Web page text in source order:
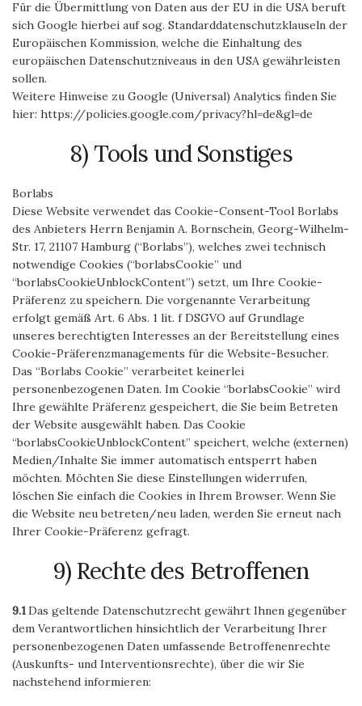
Für die Übermittlung von Daten aus der EU in die USA beruft
sich Google hierbei auf sog. Standarddatenschutzklauseln der
Europäischen Kommission, welche die Einhaltung des
europäischen Datenschutzniveaus in den USA gewährleisten
sollen.
Weitere Hinweise zu Google (Universal) Analytics finden Sie
hier: https://policies.google.com/privacy?hl=de&gl=de
8) Tools und Sonstiges
Borlabs
Diese Website verwendet das Cookie-Consent-Tool Borlabs
des Anbieters Herrn Benjamin A. Bornschein, Georg-Wilhelm-
Str. 17, 21107 Hamburg (“Borlabs”), welches zwei technisch
notwendige Cookies (“borlabsCookie” und
“borlabsCookieUnblockContent”) setzt, um Ihre Cookie-
Präferenz zu speichern. Die vorgenannte Verarbeitung
erfolgt gemäß Art. 6 Abs. 1 lit. f DSGVO auf Grundlage
unseres berechtigten Interesses an der Bereitstellung eines
Cookie-Präferenzmanagements für die Website-Besucher.
Das “Borlabs Cookie” verarbeitet keinerlei
personenbezogenen Daten. Im Cookie “borlabsCookie” wird
Ihre gewählte Präferenz gespeichert, die Sie beim Betreten
der Website ausgewählt haben. Das Cookie
“borlabsCookieUnblockContent” speichert, welche (externen)
Medien/Inhalte Sie immer automatisch entsperrt haben
möchten. Möchten Sie diese Einstellungen widerrufen,
löschen Sie einfach die Cookies in Ihrem Browser. Wenn Sie
die Website neu betreten/neu laden, werden Sie erneut nach
Ihrer Cookie-Präferenz gefragt.
9) Rechte des Betroffenen
9.1Das geltende Datenschutzrecht gewährt Ihnen gegenüber
dem Verantwortlichen hinsichtlich der Verarbeitung Ihrer
personenbezogenen Daten umfassende Betroffenenrechte
(Auskunfts- und Interventionsrechte), über die wir Sie
nachstehend informieren: